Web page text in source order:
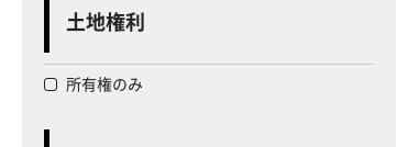
土地権利
所有権のみ